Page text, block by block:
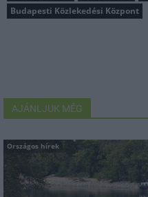
Budapesti Közlekedési Központ
AJÁNLJUK MÉG
Országos hírek